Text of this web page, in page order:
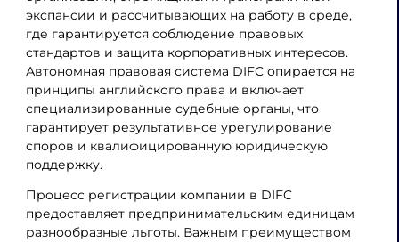
экспансии и рассчитывающих на работу в среде,
где гарантируется соблюдение правовых
стандартов и защита корпоративных интересов.
Автономная правовая система DIFC опирается на
принципы английского права и включает
специализированные судебные органы, что
гарантирует результативное урегулирование
споров и квалифицированную юридическую
поддержку.
Процесс регистрации компании в DIFC
предоставляет предпринимательским единицам
разнообразные льготы. Важным преимуществом